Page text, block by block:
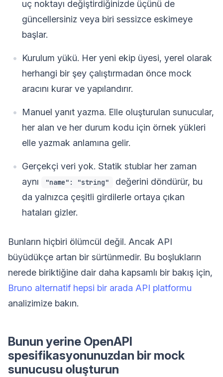
uç noktayı değiştirdiğinizde üçünü de
güncellersiniz veya biri sessizce eskimeye
başlar.
Kurulum yükü. Her yeni ekip üyesi, yerel olarak
herhangi bir şey çalıştırmadan önce mock
aracını kurar ve yapılandırır.
Manuel yanıt yazma. Elle oluşturulan sunucular,
her alan ve her durum kodu için örnek yükleri
elle yazmak anlamına gelir.
Gerçekçi veri yok. Statik stublar her zaman
aynı
"name": "string"
değerini döndürür, bu
da yalnızca çeşitli girdilerle ortaya çıkan
hataları gizler.
Bunların hiçbiri ölümcül değil. Ancak API
büyüdükçe artan bir sürtünmedir. Bu boşlukların
nerede biriktiğine dair daha kapsamlı bir bakış için,
Bruno alternatif hepsi bir arada API platformu
analizimize bakın.
Bunun yerine OpenAPI
spesifikasyonunuzdan bir mock
sunucusu oluşturun